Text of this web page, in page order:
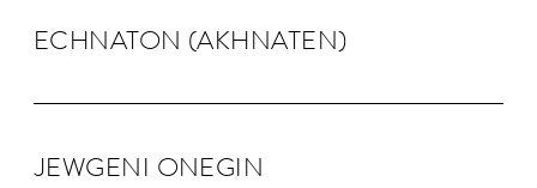
ECHNA­TON (AKHNA­TEN)
JEW­GENI ONEGIN